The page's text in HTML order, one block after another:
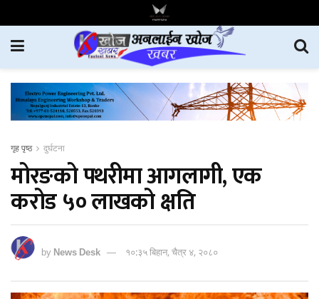
गृह पृष्ठ दुर्घटना
मोरङको पथरीमा आगलागी, एक
करोड ५० लाखको क्षति
byNews Desk १०:३५ बिहान, चैत्र ४, २०८०